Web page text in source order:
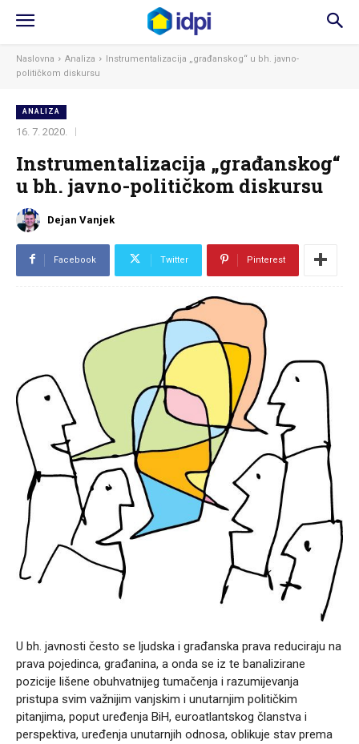
Naslovna Analiza
Instrumentalizacija „građanskog“ u bh. javno-
političkom diskursu
ANALIZA
16. 7. 2020.
Instrumentalizacija „građanskog“
u bh. javno-političkom diskursu
Dejan Vanjek
Facebook Twitter Pinterest
U bh. javnosti često se ljudska i građanska prava reduciraju na
prava pojedinca, građanina, a onda se iz te banalizirane
pozicije lišene obuhvatnijeg tumačenja i razumijevanja
pristupa svim važnijim vanjskim i unutarnjim političkim
pitanjima, poput uređenja BiH, euroatlantskog članstva i
perspektiva, uređenja unutarnjih odnosa, oblikuje stav prema